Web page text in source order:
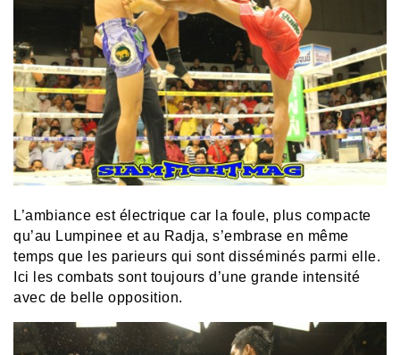
L’ambiance est électrique car la foule, plus compacte
qu’au Lumpinee et au Radja, s’embrase en même
temps que les parieurs qui sont disséminés parmi elle.
Ici les combats sont toujours d’une grande intensité
avec de belle opposition.